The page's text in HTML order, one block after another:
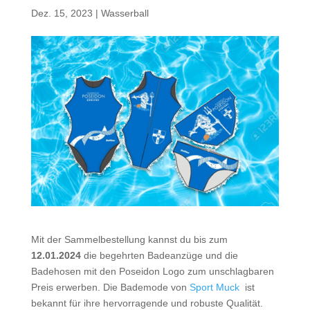
Dez. 15, 2023 | Wasserball
Mit der Sammelbestellung kannst du bis zum
12.01.2024die begehrten Badeanzüge und die
Badehosen mit den Poseidon Logo zum unschlagbaren
Preis erwerben. Die Bademode von Sport Muckist
bekannt für ihre hervorragende und robuste Qualität.